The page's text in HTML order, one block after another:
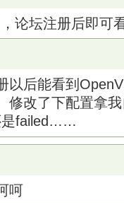
论坛注册后即可
以后能看到
修改了下配置拿
是failed……
呵